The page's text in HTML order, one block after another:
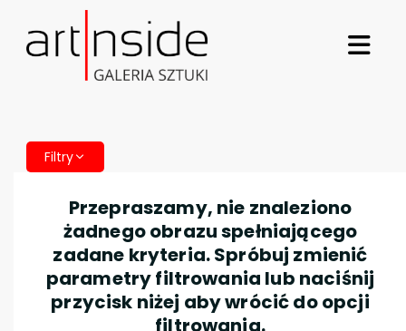
Filtry
Przepraszamy, nie znaleziono
żadnego obrazu spełniającego
zadane kryteria. Spróbuj zmienić
parametry filtrowania lub naciśnij
przycisk niżej aby wrócić do opcji
filtrowania.